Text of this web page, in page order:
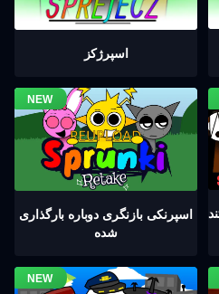
اسپرژکز
اسپرنکی بازنگری دوباره بارگذاری
شده